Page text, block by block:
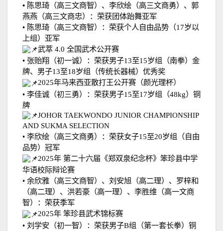
• 陈思琦（高三文商智）、李欣绘（高三文商勇）、郭
燕燕（高三文商忠）：荣获团体跆舞亚军
• 陈思琦（高三文商智）：荣获个人自由品势（17岁以
上组）亚军
武萃 4.0 全国武术公开赛
• 张贻翔（初一诚）：荣获男子13至15岁组（南拳）金
牌、男子13至18岁组（传统长器械）优秀奖
2025年马来西亚散打王公开赛（颜光理杯）
• 李佳诚（初三勇）：荣获男子15至17岁组（48kg）铜
牌
JOHOR TAEKWONDO JUNIOR CHAMPIONSHIP
AND SUKMA SELECTION
• 李欣绘（高三文商勇）：荣获女子15至20岁组（自由
品势）冠军
2025年 第二十六届《郑双泉纪念杯》笨珍县中学
华语校际辩论赛
• 余欣雅（高三文商智）、刘安旭（高二理）、罗梓和
（高二理）、洪若豪（高一理）、李胜维（高一文商
智）：荣获季军
2025年 笨珍县武术锦标赛
• 刘学安（初一智）：荣获男子B组（第一套长拳）铜